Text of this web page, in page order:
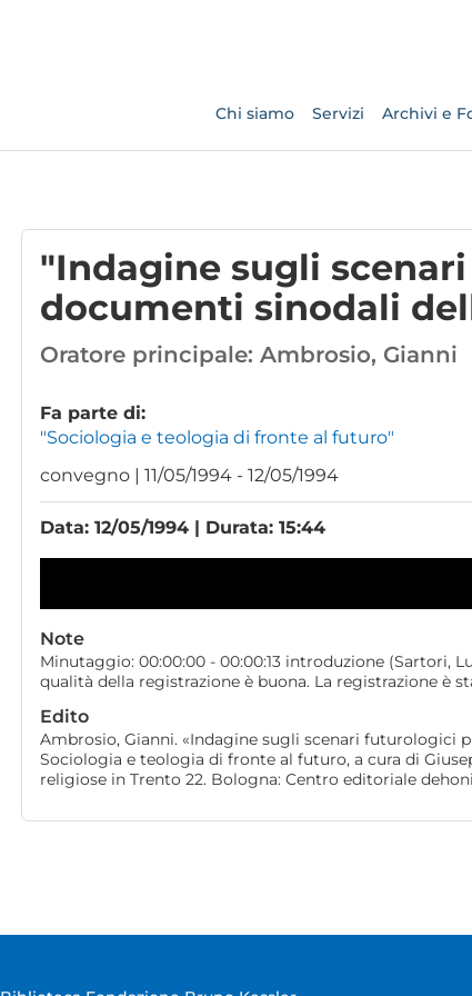
Chi siamo Servizi Archivi e
"Indagine sugli
documenti sinodali
Oratore principale: Ambrosio, Gianni
Fa parte di:
"Sociologia e teologia di fronte al futuro"
convegno | 11/05/1994 - 12/05/1994
Data: 12/05/1994 | Durata: 15:44
Note
Minutaggio: 00:00:00 - 00:00:13 introduzione (Sartori,
qualità della registrazione è buona. La registrazione è
Edito
Ambrosio, Gianni. «Indagine sugli scenari futurologici
Sociologia e teologia di fronte al futuro, a cura di
religiose in Trento 22. Bologna: Centro editoriale